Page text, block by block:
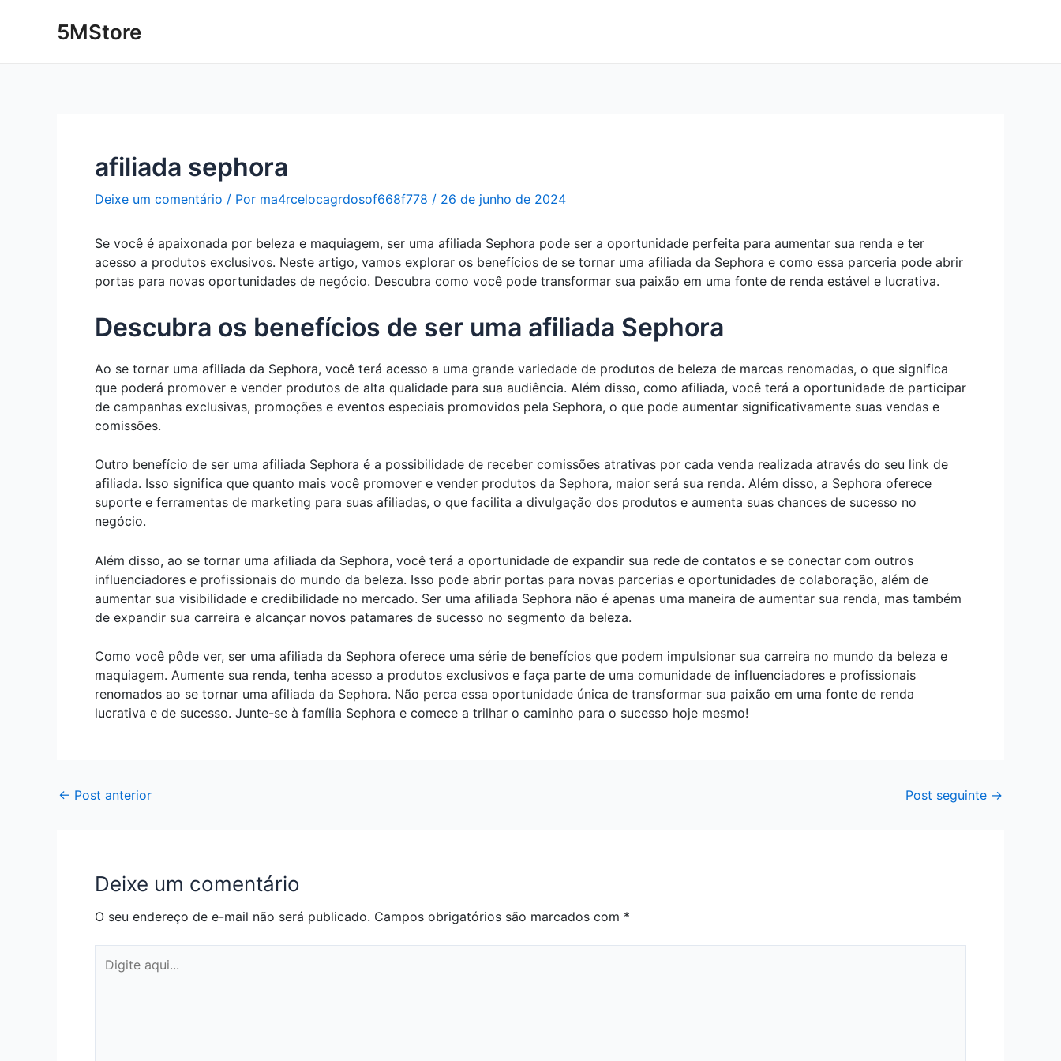
5MStore
afiliada sephora
Deixe um comentário / Por ma4rcelocagrdosof668f778 / 26 de junho de 2024
Se você é apaixonada por beleza e maquiagem, ser uma afiliada Sephora pode ser a oportunidade perfeita para aumentar sua renda e ter
acesso a produtos exclusivos. Neste artigo, vamos explorar os benefícios de se tornar uma afiliada da Sephora e como essa parceria pode abrir
portas para novas oportunidades de negócio. Descubra como você pode transformar sua paixão em uma fonte de renda estável e lucrativa.
Descubra os benefícios de ser uma afiliada Sephora
Ao se tornar uma afiliada da Sephora, você terá acesso a uma grande variedade de produtos de beleza de marcas renomadas, o que significa
que poderá promover e vender produtos de alta qualidade para sua audiência. Além disso, como afiliada, você terá a oportunidade de participar
de campanhas exclusivas, promoções e eventos especiais promovidos pela Sephora, o que pode aumentar significativamente suas vendas e
comissões.
Outro benefício de ser uma afiliada Sephora é a possibilidade de receber comissões atrativas por cada venda realizada através do seu link de
afiliada. Isso significa que quanto mais você promover e vender produtos da Sephora, maior será sua renda. Além disso, a Sephora oferece
suporte e ferramentas de marketing para suas afiliadas, o que facilita a divulgação dos produtos e aumenta suas chances de sucesso no
negócio.
Além disso, ao se tornar uma afiliada da Sephora, você terá a oportunidade de expandir sua rede de contatos e se conectar com outros
influenciadores e profissionais do mundo da beleza. Isso pode abrir portas para novas parcerias e oportunidades de colaboração, além de
aumentar sua visibilidade e credibilidade no mercado. Ser uma afiliada Sephora não é apenas uma maneira de aumentar sua renda, mas também
de expandir sua carreira e alcançar novos patamares de sucesso no segmento da beleza.
Como você pôde ver, ser uma afiliada da Sephora oferece uma série de benefícios que podem impulsionar sua carreira no mundo da beleza e
maquiagem. Aumente sua renda, tenha acesso a produtos exclusivos e faça parte de uma comunidade de influenciadores e profissionais
renomados ao se tornar uma afiliada da Sephora. Não perca essa oportunidade única de transformar sua paixão em uma fonte de renda
lucrativa e de sucesso. Junte-se à família Sephora e comece a trilhar o caminho para o sucesso hoje mesmo!
navigation
← Post anterior Post seguinte →
Deixe um comentário
O seu endereço de e-mail não será publicado. Campos obrigatórios são marcados com *
aqui...